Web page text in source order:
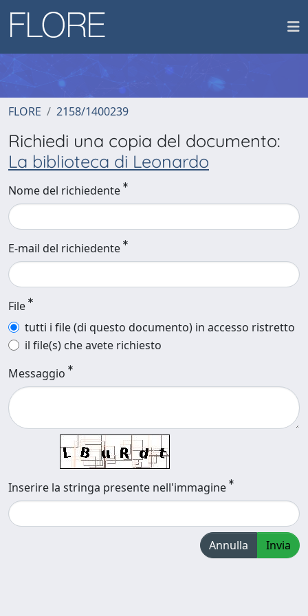
FLORE 2158/1400239
Richiedi una copia del documento:
La biblioteca di Leonardo
Nome del richiedente
E-mail del richiedente
File
tutti i file (di questo documento) in accesso ristretto
il file(s) che avete richiesto
Messaggio
Inserire la stringa presente nell'immagine
Annulla Invia